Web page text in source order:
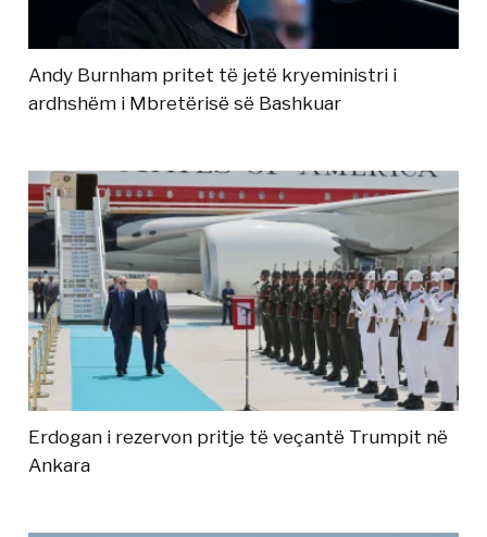
Andy Burnham pritet të jetë kryeministri i
ardhshëm i Mbretërisë së Bashkuar
Erdogan i rezervon pritje të veçantë Trumpit në
Ankara